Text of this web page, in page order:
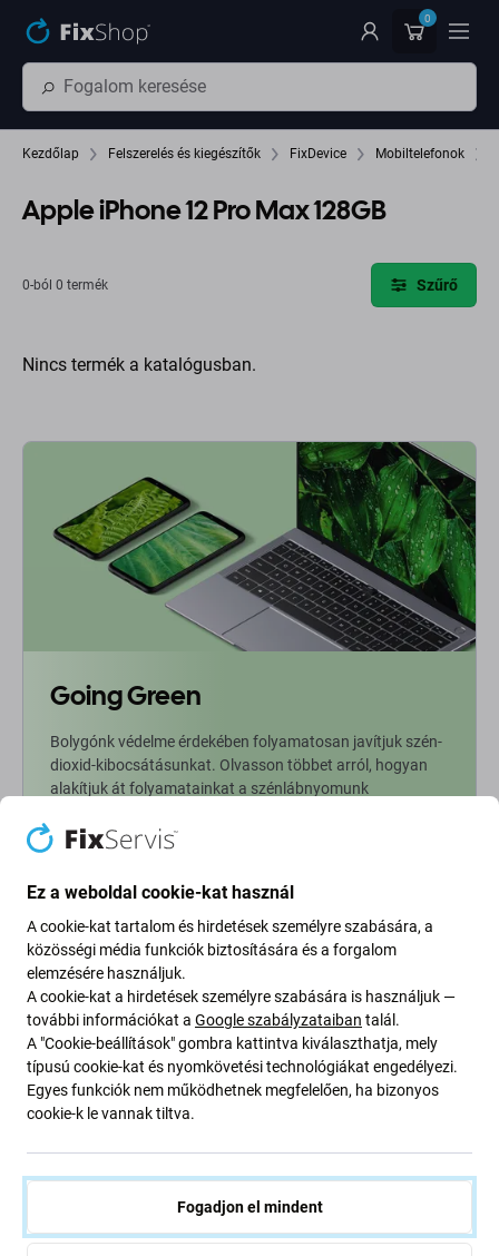
0
Kezdőlap Felszerelés és kiegészítők FixDevice Mobiltelefonok
Apple iPhone 12 Pro Max 128GB
0-ból 0 termék Szűrő
Nincs termék a katalógusban.
Going Green
Bolygónk védelme érdekében folyamatosan javítjuk szén-
dioxid-kibocsátásunkat. Olvasson többet arról, hogyan
alakítjuk át folyamatainkat a szénlábnyomunk
Newsletter Fix
Iratkozzon fel, hogy rendszeresen tájékoztatást kapjon az
ajánlatunkról szóló kedvezményekről és hírekről. Ugyanakkor
ennek az űrlapnak a benyújtásával megerősítem, hogy több mint
16 éves vagyok
Egyetértek azzal, hogy híreket kapjak
Ez a weboldal cookie-kat használ
A cookie-kat tartalom és hirdetések személyre szabására, a
közösségi média funkciók biztosítására és a forgalom
elemzésére használjuk.
A cookie-kat a hirdetések személyre szabására is használjuk —
további információkat a Google szabályzataiban talál.
A "Cookie-beállítások" gombra kattintva kiválaszthatja, mely
típusú cookie-kat és nyomkövetési technológiákat engedélyezi.
Egyes funkciók nem működhetnek megfelelően, ha bizonyos
cookie-k le vannak tiltva.
Fogadjon el mindent